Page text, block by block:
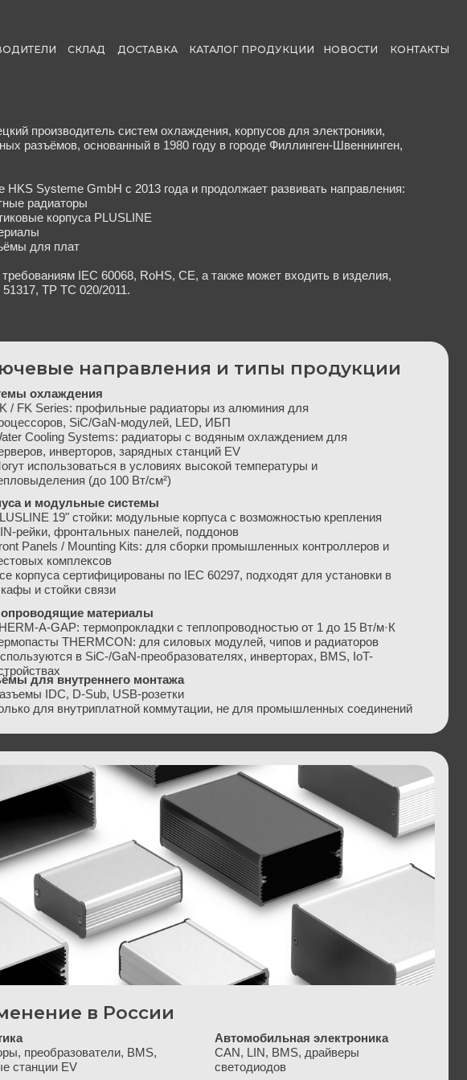
ДОСТАВКА КАТАЛОГ ПРОДУКЦИИ НОВОСТИ КОНТАКТЫ
BMS,
Автомобильная электроника
CAN, LIN, BMS, драйверы
светодиодов
Научные исследования
Университеты, НИИ, лаборатории
в России
профильные радиаторы из алюминия для
GaN-модулей, LED, ИБП
радиаторы с водяным охлаждением для
зарядных станций EV
в условиях высокой температуры и
(до 100 Вт/см²)
монтажа
Sub, USB-розетки
коммутации, не для промышленных соединений
материалы
термопрокладки с теплопроводностью от 1 до 15 Вт/м·К
для силовых модулей, чипов и радиаторов
SiC-/GaN-преобразователях, инверторах, BMS, IoT-
системы
модульные корпуса с возможностью крепления
панелей, поддонов
Kits: для сборки промышленных контроллеров и
по IEC 60297, подходят для установки в
связи
основанный в 1980 году в городе Филлинген-Швеннинген,
GmbH с 2013 года и продолжает развивать направления:
PLUSLINE
IEC 60068, RoHS, CE, а также может входить в изделия,